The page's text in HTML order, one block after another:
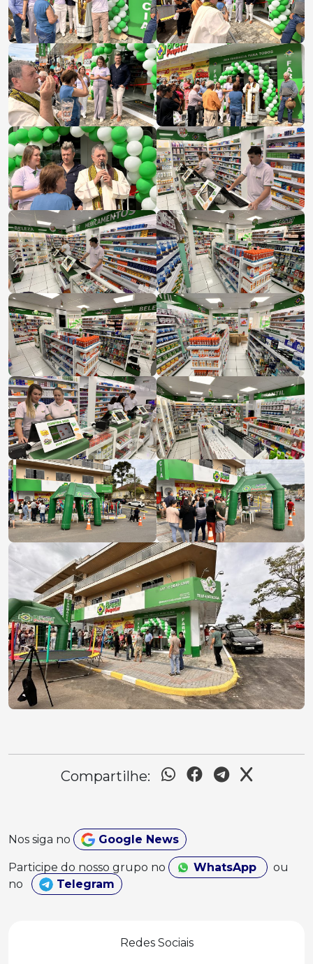
Compartilhe:
Nos siga no Google News
Participe do nosso grupo no WhatsApp
ou
no
Telegram
Redes Sociais